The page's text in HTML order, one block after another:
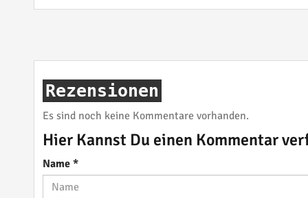
Rezensionen
Es sind noch keine Kommentare vorhanden.
Hier Kannst Du einen Kommentar
Name *